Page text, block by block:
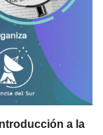
a la